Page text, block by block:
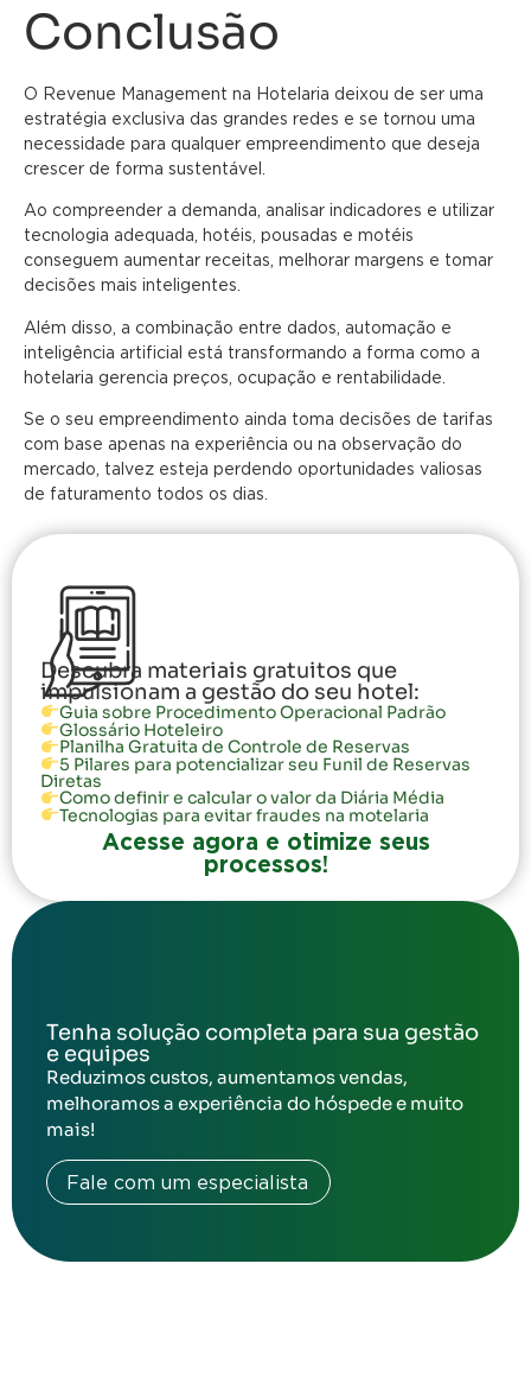
Conclusão
O Revenue Management na Hotelaria deixou de ser uma
estratégia exclusiva das grandes redes e se tornou uma
necessidade para qualquer empreendimento que deseja
crescer de forma sustentável.
Ao compreender a demanda, analisar indicadores e utilizar
tecnologia adequada, hotéis, pousadas e motéis
conseguem aumentar receitas, melhorar margens e tomar
decisões mais inteligentes.
Além disso, a combinação entre dados, automação e
inteligência artificial está transformando a forma como a
hotelaria gerencia preços, ocupação e rentabilidade.
Se o seu empreendimento ainda toma decisões de tarifas
com base apenas na experiência ou na observação do
mercado, talvez esteja perdendo oportunidades valiosas
de faturamento todos os dias.
Descubra materiais gratuitos que
impulsionam a gestão do seu hotel:
Guia sobre Procedimento Operacional Padrão
Glossário Hoteleiro
Planilha Gratuita de Controle de Reservas
5 Pilares para potencializar seu Funil de Reservas
Diretas
Como definir e calcular o valor da Diária Média
Tecnologias para evitar fraudes na motelaria
Acesse agora e otimize seus
processos!
Tenha solução completa para sua gestão
e equipes
Reduzimos custos, aumentamos vendas,
melhoramos a experiência do hóspede e muito
mais!
Fale com um especialista